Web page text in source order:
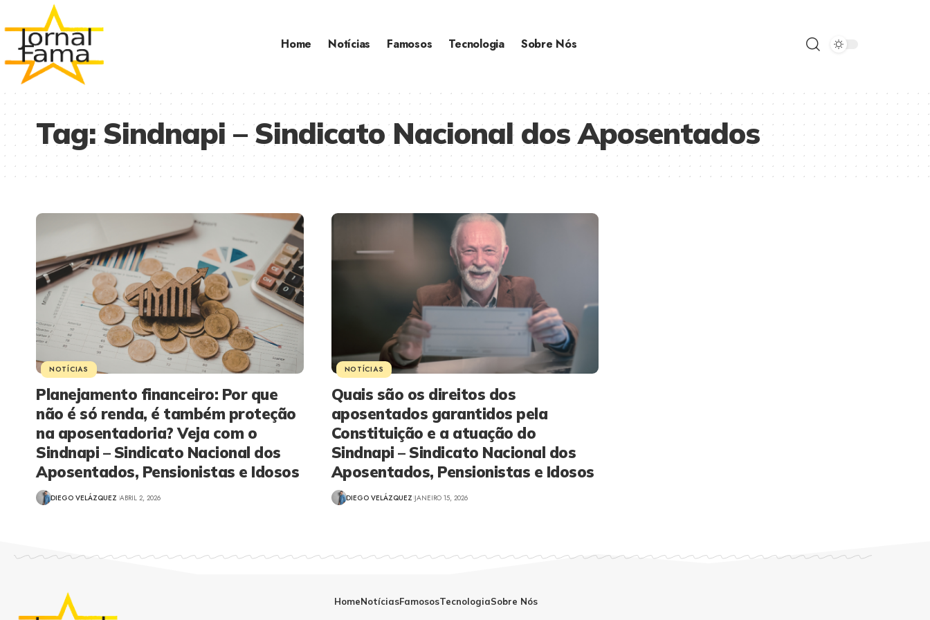
Home Notícias Famosos Tecnologia Sobre Nós
Tag:Sindnapi – Sindicato Nacional dos Aposentados
NOTÍCIAS
Planejamento financeiro: Por que
não é só renda, é também proteção
na aposentadoria? Veja com o
Sindnapi – Sindicato Nacional dos
Aposentados, Pensionistas e Idosos
DIEGO VELÁZQUEZ ABRIL 2, 2026
NOTÍCIAS
Quais são os direitos dos
aposentados garantidos pela
Constituição e a atuação do
Sindnapi – Sindicato Nacional dos
Aposentados, Pensionistas e Idosos
DIEGO VELÁZQUEZ JANEIRO 15, 2026
HomeNotíciasFamososTecnologiaSobre Nós